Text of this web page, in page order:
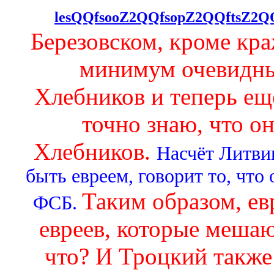
Березовском, кроме
минимум
Хлебников и теперь
точно знаю, что
Хлебников. Насчёт
быть евреем, говорит то,
ФСБ. Таким образом,
евреев, которые
что? И Троцкий